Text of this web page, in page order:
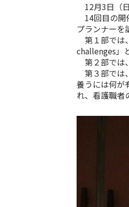
12月3日（
14回目の開
プランナーを
第１部では
challenges」
第２部では
第３部では
養うには何が
れ、看護職者